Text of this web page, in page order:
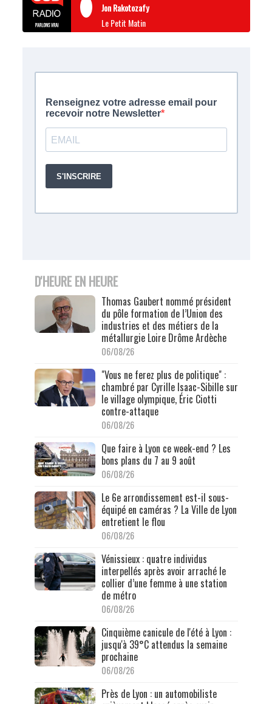
Jon Rakotozafy
Le Petit Matin
D'HEURE EN HEURE
Thomas Gaubert nommé président
du pôle formation de l’Union des
industries et des métiers de la
métallurgie Loire Drôme Ardèche
06/08/26
"Vous ne ferez plus de politique" :
chambré par Cyrille Isaac-Sibille sur
le village olympique, Éric Ciotti
contre-attaque
06/08/26
Que faire à Lyon ce week-end ? Les
bons plans du 7 au 9 août
06/08/26
Le 6e arrondissement est-il sous-
équipé en caméras ? La Ville de Lyon
entretient le flou
06/08/26
Vénissieux : quatre individus
interpellés après avoir arraché le
collier d’une femme à une station
de métro
06/08/26
Cinquième canicule de l'été à Lyon :
jusqu'à 39°C attendus la semaine
prochaine
06/08/26
Près de Lyon : un automobiliste